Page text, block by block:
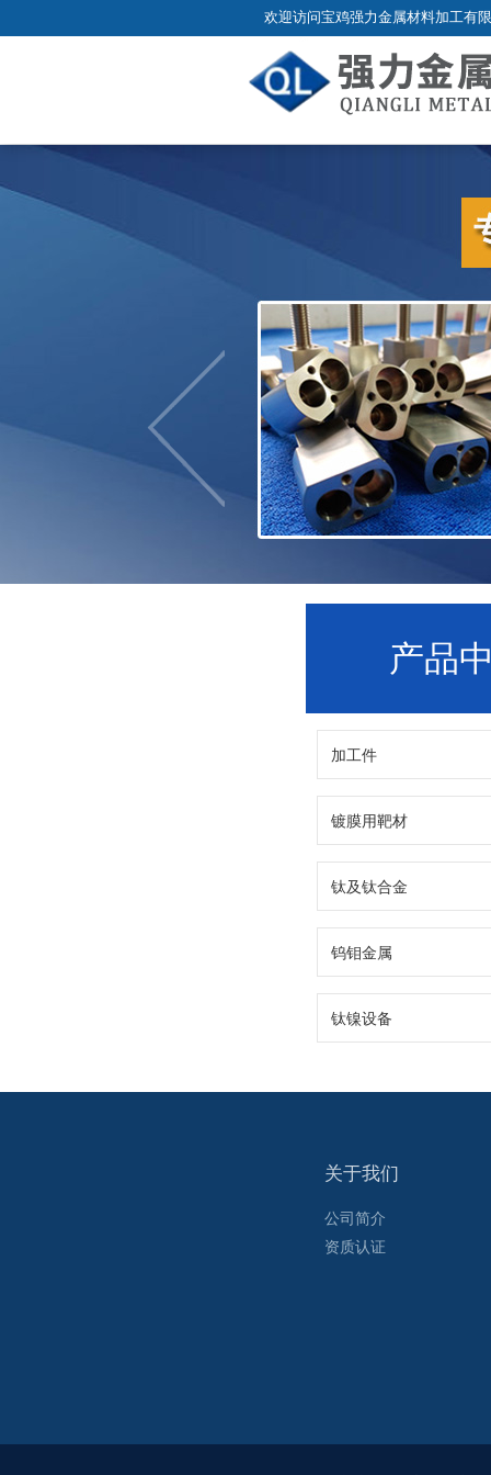
欢迎访问宝鸡强力金属材料加工
产品
加工件
镀膜用靶材
钛及钛合金
钨钼金属
钛镍设备
关于我们
公司简介
资质认证